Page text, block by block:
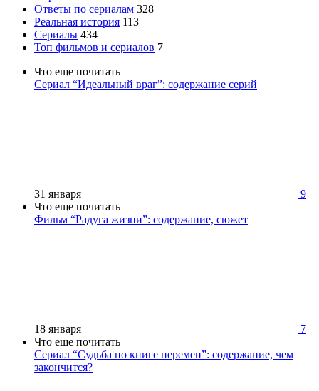
Ответы по сериалам 328
Реальная история 113
Сериалы 434
Топ фильмов и сериалов 7
Что еще почитать
Сериал “Идеальный враг”: содержание серий
31 января
9
Что еще почитать
Фильм “Радуга жизни”: содержание, сюжет
18 января
7
Что еще почитать
Сериал “Судьба по книге перемен”: содержание, чем
закончится?